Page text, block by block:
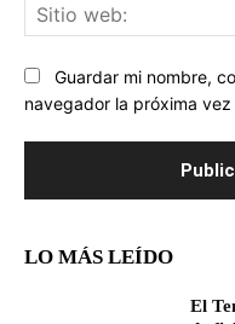
Guardar mi nombre,
navegador la próxima
LO MÁS LEÍDO
El